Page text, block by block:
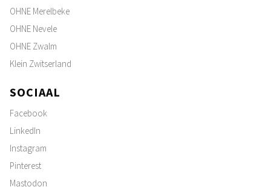
OHNE Merelbeke
OHNE Nevele
OHNE Zwalm
Klein Zwitserland
SOCIAAL
Facebook
LinkedIn
Instagram
Pinterest
Mastodon